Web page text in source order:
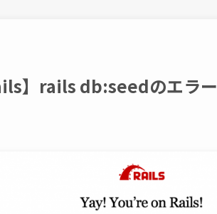
】rails db:seedのエラー